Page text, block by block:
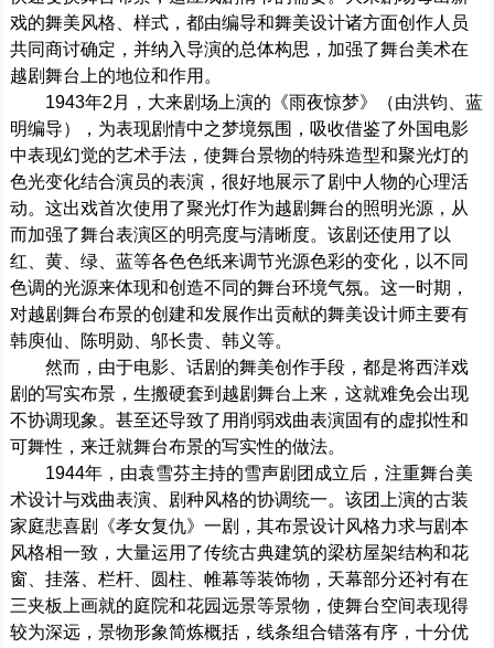
戏的舞美风格、样式，都由编导和舞美设计诸方面创作人员
共同商讨确定，并纳入导演的总体构思，加强了舞台美术在
越剧舞台上的地位和作用。
1943年2月，大来剧场上演的《雨夜惊梦》（由洪钧、蓝
明编导），为表现剧情中之梦境氛围，吸收借鉴了外国电影
中表现幻觉的艺术手法，使舞台景物的特殊造型和聚光灯的
色光变化结合演员的表演，很好地展示了剧中人物的心理活
动。这出戏首次使用了聚光灯作为越剧舞台的照明光源，从
而加强了舞台表演区的明亮度与清晰度。该剧还使用了以
红、黄、绿、蓝等各色色纸来调节光源色彩的变化，以不同
色调的光源来体现和创造不同的舞台环境气氛。这一时期，
对越剧舞台布景的创建和发展作出贡献的舞美设计师主要有
韩庾仙、陈明勋、邬长贵、韩义等。
然而，由于电影、话剧的舞美创作手段，都是将西洋戏
剧的写实布景，生搬硬套到越剧舞台上来，这就难免会出现
不协调现象。甚至还导致了用削弱戏曲表演固有的虚拟性和
可舞性，来迁就舞台布景的写实性的做法。
1944年，由袁雪芬主持的雪声剧团成立后，注重舞台美
术设计与戏曲表演、剧种风格的协调统一。该团上演的古装
家庭悲喜剧《孝女复仇》一剧，其布景设计风格力求与剧本
风格相一致，大量运用了传统古典建筑的梁枋屋架结构和花
窗、挂落、栏杆、圆柱、帷幕等装饰物，天幕部分还衬有在
三夹板上画就的庭院和花园远景等景物，使舞台空间表现得
较为深远，景物形象简炼概括，线条组合错落有序，十分优